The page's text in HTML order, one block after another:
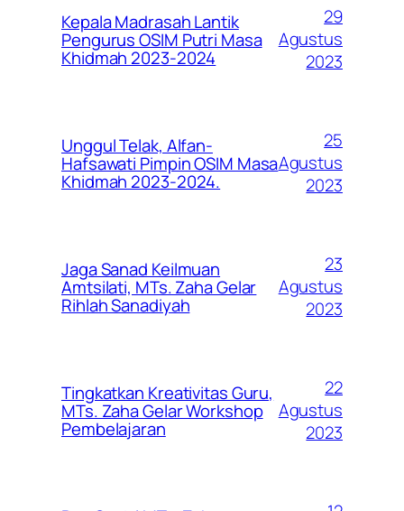
Kepala Madrasah Lantik
Pengurus OSIM Putri Masa
Khidmah 2023-2024
29
Agustus
2023
Unggul Telak, Alfan-
Hafsawati Pimpin OSIM Masa
Khidmah 2023-2024.
25
Agustus
2023
Jaga Sanad Keilmuan
Amtsilati, MTs. Zaha Gelar
Rihlah Sanadiyah
23
Agustus
2023
Tingkatkan Kreativitas Guru,
MTs. Zaha Gelar Workshop
Pembelajaran
22
Agustus
2023